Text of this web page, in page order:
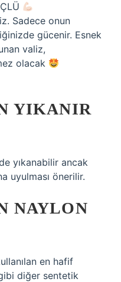
Sadece onun
gücenir. Esnek
valiz,
olacak
YIKANIR
yıkanabilir ancak
uyulması önerilir.
NAYLON
en hafif
diğer sentetik